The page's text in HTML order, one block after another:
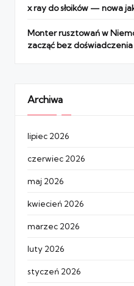
x ray do słoików — nowa
Monter rusztowań w
zacząć bez doświadczenia
Archiwa
lipiec 2026
czerwiec 2026
maj 2026
kwiecień 2026
marzec 2026
luty 2026
styczeń 2026